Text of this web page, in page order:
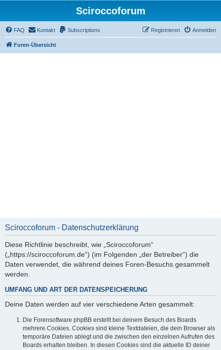
Sciroccoforum
FAQ Kontakt Subscriptions Anmelden
Registrieren
Foren-Übersicht
Sciroccoforum - Datenschutzerklärung
Diese Richtlinie beschreibt, wie „Sciroccoforum“
(„https://sciroccoforum.de“) (im Folgenden „der Betreiber“) die
Daten verwendet, die während deines Foren-Besuchs gesammelt
werden.
UMFANG UND ART DER DATENSPEICHERUNG
Deine Daten werden auf vier verschiedene Arten gesammelt:
Die Forensoftware phpBB erstellt bei deinem Besuch des Boards
mehrere Cookies. Cookies sind kleine Textdateien, die dein Browser als
temporäre Dateien ablegt und die zwischen den einzelnen Aufrufen des
Boards erhalten bleiben. In diesen Cookies sind die aktuelle ID deiner